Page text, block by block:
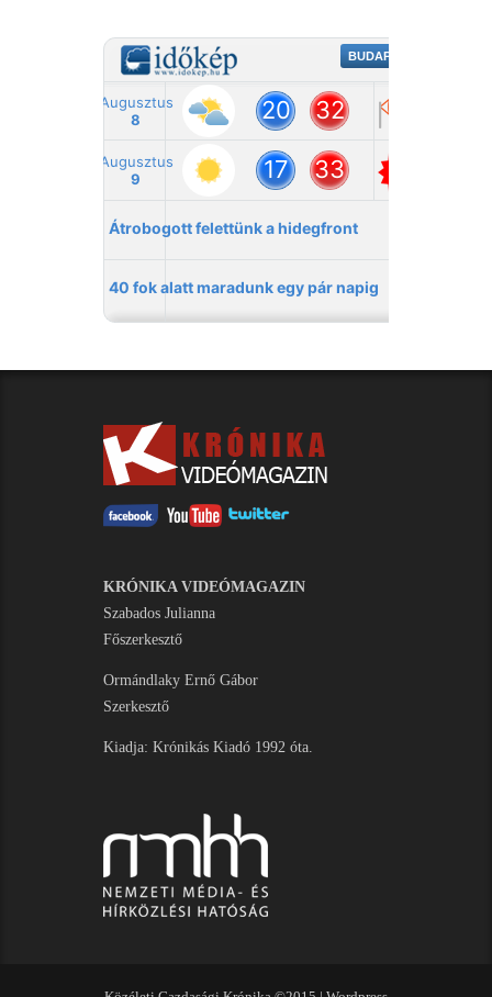
KRÓNIKA VIDEÓMAGAZIN
Szabados Julianna
Főszerkesztő
Ormándlaky Ernő Gábor
Szerkesztő
Kiadja: Krónikás Kiadó 1992 óta.